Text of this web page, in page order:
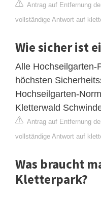
Antrag auf Entfernung
vollständige Antwort auf
Wie sicher ist
Alle Hochseilgarten-
höchsten
Hochseilgarten-
Kletterwald
Antrag auf Entfernung
vollständige Antwort auf
Was braucht
Kletterpark?